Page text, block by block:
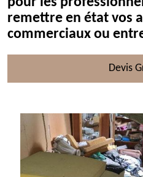
remettre en état vos
commerciaux ou
Devis